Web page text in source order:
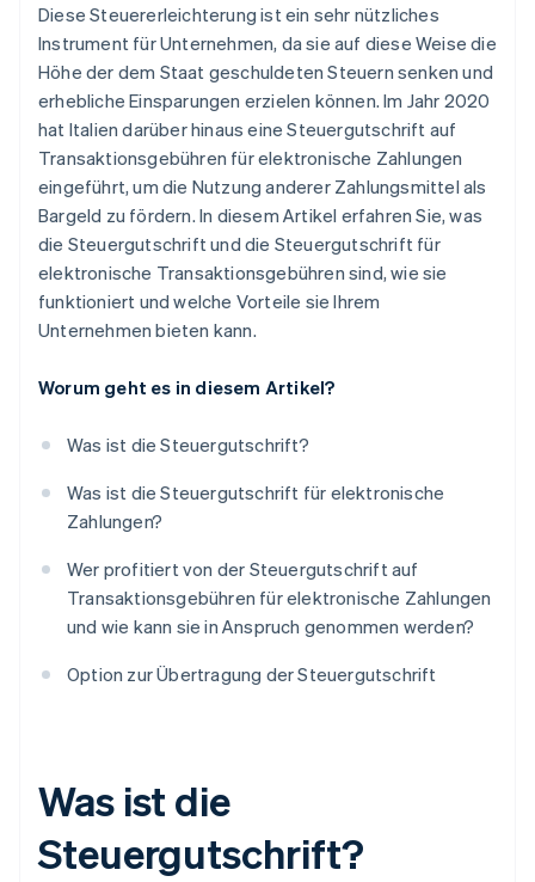
Diese Steuererleichterung ist ein sehr nützliches
Instrument für Unternehmen, da sie auf diese Weise die
Höhe der dem Staat geschuldeten Steuern senken und
erhebliche Einsparungen erzielen können. Im Jahr 2020
hat Italien darüber hinaus eine Steuergutschrift auf
Transaktionsgebühren für elektronische Zahlungen
eingeführt, um die Nutzung anderer Zahlungsmittel als
Bargeld zu fördern. In diesem Artikel erfahren Sie, was
die Steuergutschrift und die Steuergutschrift für
elektronische Transaktionsgebühren sind, wie sie
funktioniert und welche Vorteile sie Ihrem
Unternehmen bieten kann.
Worum geht es in diesem Artikel?
Was ist die Steuergutschrift?
Was ist die Steuergutschrift für elektronische
Zahlungen?
Wer profitiert von der Steuergutschrift auf
Transaktionsgebühren für elektronische Zahlungen
und wie kann sie in Anspruch genommen werden?
Option zur Übertragung der Steuergutschrift
Was ist die
Steuergutschrift?